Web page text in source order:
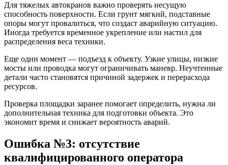
Для тяжелых автокранов важно проверять несущую
способность поверхности. Если грунт мягкий, подставные
опоры могут провалиться, что создаст аварийную ситуацию.
Иногда требуется временное укрепление или настил для
распределения веса техники.
Еще один момент — подъезд к объекту. Узкие улицы, низкие
мосты или проводка могут ограничивать маневр. Неучтенные
детали часто становятся причиной задержек и перерасхода
ресурсов.
Проверка площадки заранее помогает определить, нужна ли
дополнительная техника для подготовки объекта. Это
экономит время и снижает вероятность аварий.
Ошибка №3: отсутствие
квалифицированного оператора